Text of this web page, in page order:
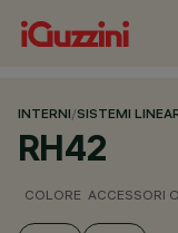
INTERNI/SISTEMI
RH42
COLORE ACCESSORI